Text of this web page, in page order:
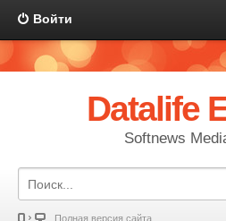
Войти
Datalife
Softnews
Полная версия сайта